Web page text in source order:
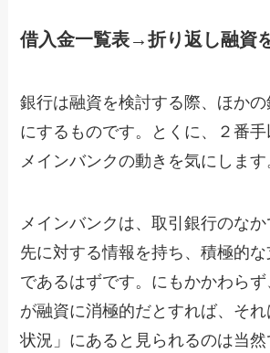
借入金一覧表→折り返し融資
銀行は融資を検討する際、ほか
にするものです。とくに、２番手
メインバンクの動きを気にします
メインバンクは、取引銀行のな
先に対する情報を持ち、積極的
であるはずです。にもかかわら
が融資に消極的だとすれば、そ
状況」にあると見られるのは当然